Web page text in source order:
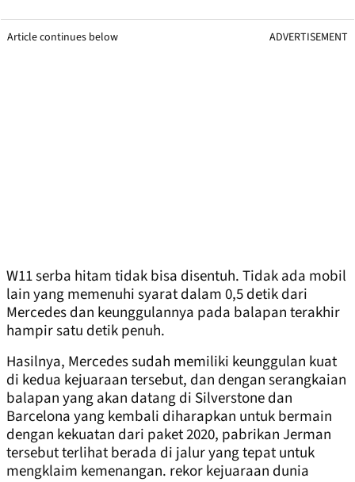
Article continues below ADVERTISEMENT
W11 serba hitam tidak bisa disentuh. Tidak ada mobil
lain yang memenuhi syarat dalam 0,5 detik dari
Mercedes dan keunggulannya pada balapan terakhir
hampir satu detik penuh.
Hasilnya, Mercedes sudah memiliki keunggulan kuat
di kedua kejuaraan tersebut, dan dengan serangkaian
balapan yang akan datang di Silverstone dan
Barcelona yang kembali diharapkan untuk bermain
dengan kekuatan dari paket 2020, pabrikan Jerman
tersebut terlihat berada di jalur yang tepat untuk
mengklaim kemenangan. rekor kejuaraan dunia